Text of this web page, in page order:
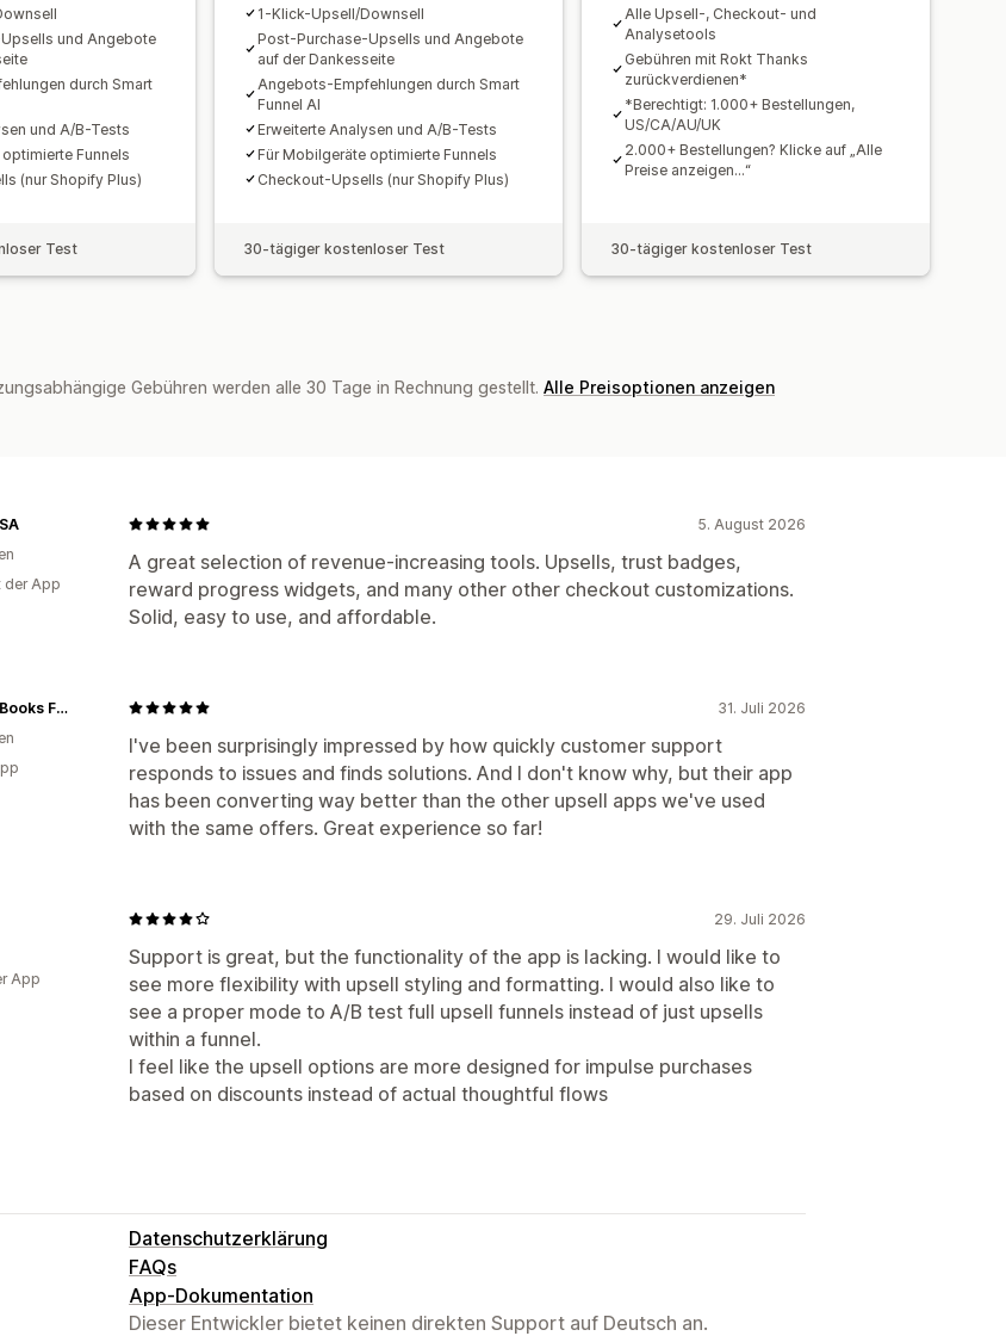
und Angebote
durch Smart
und A/B-Tests
Funnels
(nur Shopify Plus)
Test
1-Klick-Upsell/Downsell
Post-Purchase-Upsells und Angebote
auf der Dankesseite
Angebots-Empfehlungen durch Smart
Funnel AI
Erweiterte Analysen und A/B-Tests
Für Mobilgeräte optimierte Funnels
Checkout-Upsells (nur Shopify Plus)
30-tägiger kostenloser Test
Alle Upsell-, Checkout- und
Analysetools
Gebühren mit Rokt Thanks
zurückverdienen*
*Berechtigt: 1.000+ Bestellungen,
US/CA/AU/UK
2.000+ Bestellungen? Klicke auf „Alle
Preise anzeigen...“
30-tägiger kostenloser Test
Gebühren werden alle 30 Tage in Rechnung gestellt. Alle Preisoptionen anzeigen
5. August 2026
A great selection of revenue-increasing tools. Upsells, trust badges,
reward progress widgets, and many other other checkout customizations.
Solid, easy to use, and affordable.
der App
31. Juli 2026
I've been surprisingly impressed by how quickly customer support
responds to issues and finds solutions. And I don't know why, but their app
has been converting way better than the other upsell apps we've used
with the same offers. Great experience so far!
GNM Christian Books For Kids
29. Juli 2026
Support is great, but the functionality of the app is lacking. I would like to
see more flexibility with upsell styling and formatting. I would also like to
see a proper mode to A/B test full upsell funnels instead of just upsells
within a funnel.
I feel like the upsell options are more designed for impulse purchases
based on discounts instead of actual thoughtful flows
App
Datenschutzerklärung
FAQs
App-Dokumentation
Dieser Entwickler bietet keinen direkten Support auf Deutsch an.